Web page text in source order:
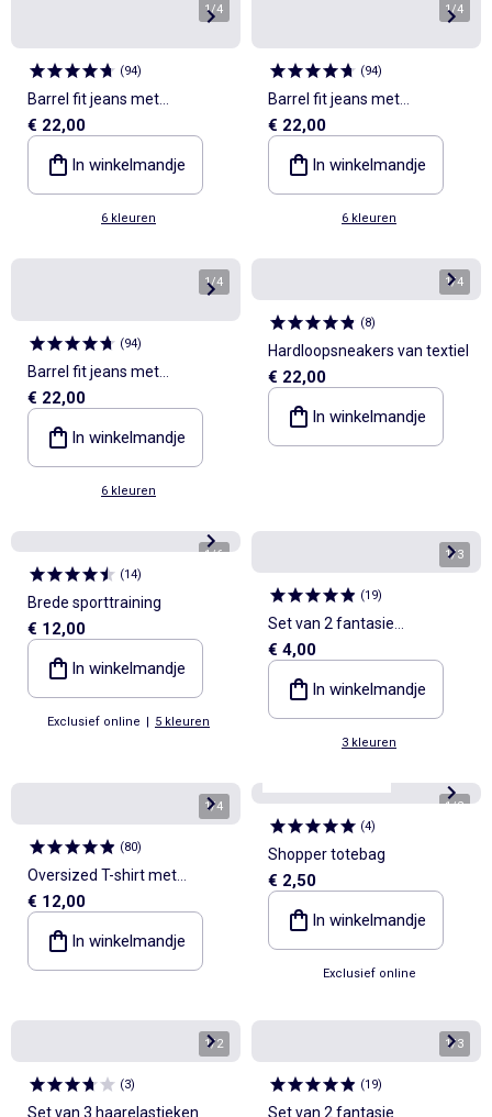
1/4
(94)
Barrel fit jeans met
asymmetrische
knoopsluiting
€ 22,00
In winkelmandje
6 kleuren
1/4
(94)
Barrel fit jeans met
asymmetrische
knoopsluiting
€ 22,00
In winkelmandje
6 kleuren
1/4
(94)
Barrel fit jeans met
asymmetrische
knoopsluiting
€ 22,00
In winkelmandje
6 kleuren
1/4
(8)
Hardloopsneakers van textiel
€ 22,00
In winkelmandje
1/6
(14)
Brede sporttraining
€ 12,00
In winkelmandje
Exclusief online | 5 kleuren
1/3
(19)
Set van 2 fantasie
krabklemmen
€ 4,00
In winkelmandje
3 kleuren
1/4
(80)
Oversized T-shirt met
opschrift
€ 12,00
In winkelmandje
1/2
(4)
Shopper totebag
€ 2,50
In winkelmandje
Exclusief online
1/2
(3)
Set van 3 haarelastieken
1/3
(19)
Set van 2 fantasie